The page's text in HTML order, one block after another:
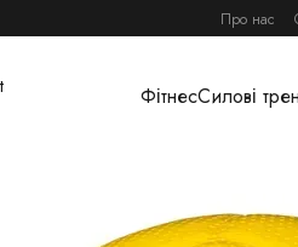
Про нас
ФітнесСилові